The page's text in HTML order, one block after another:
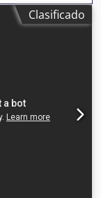
Clasificado